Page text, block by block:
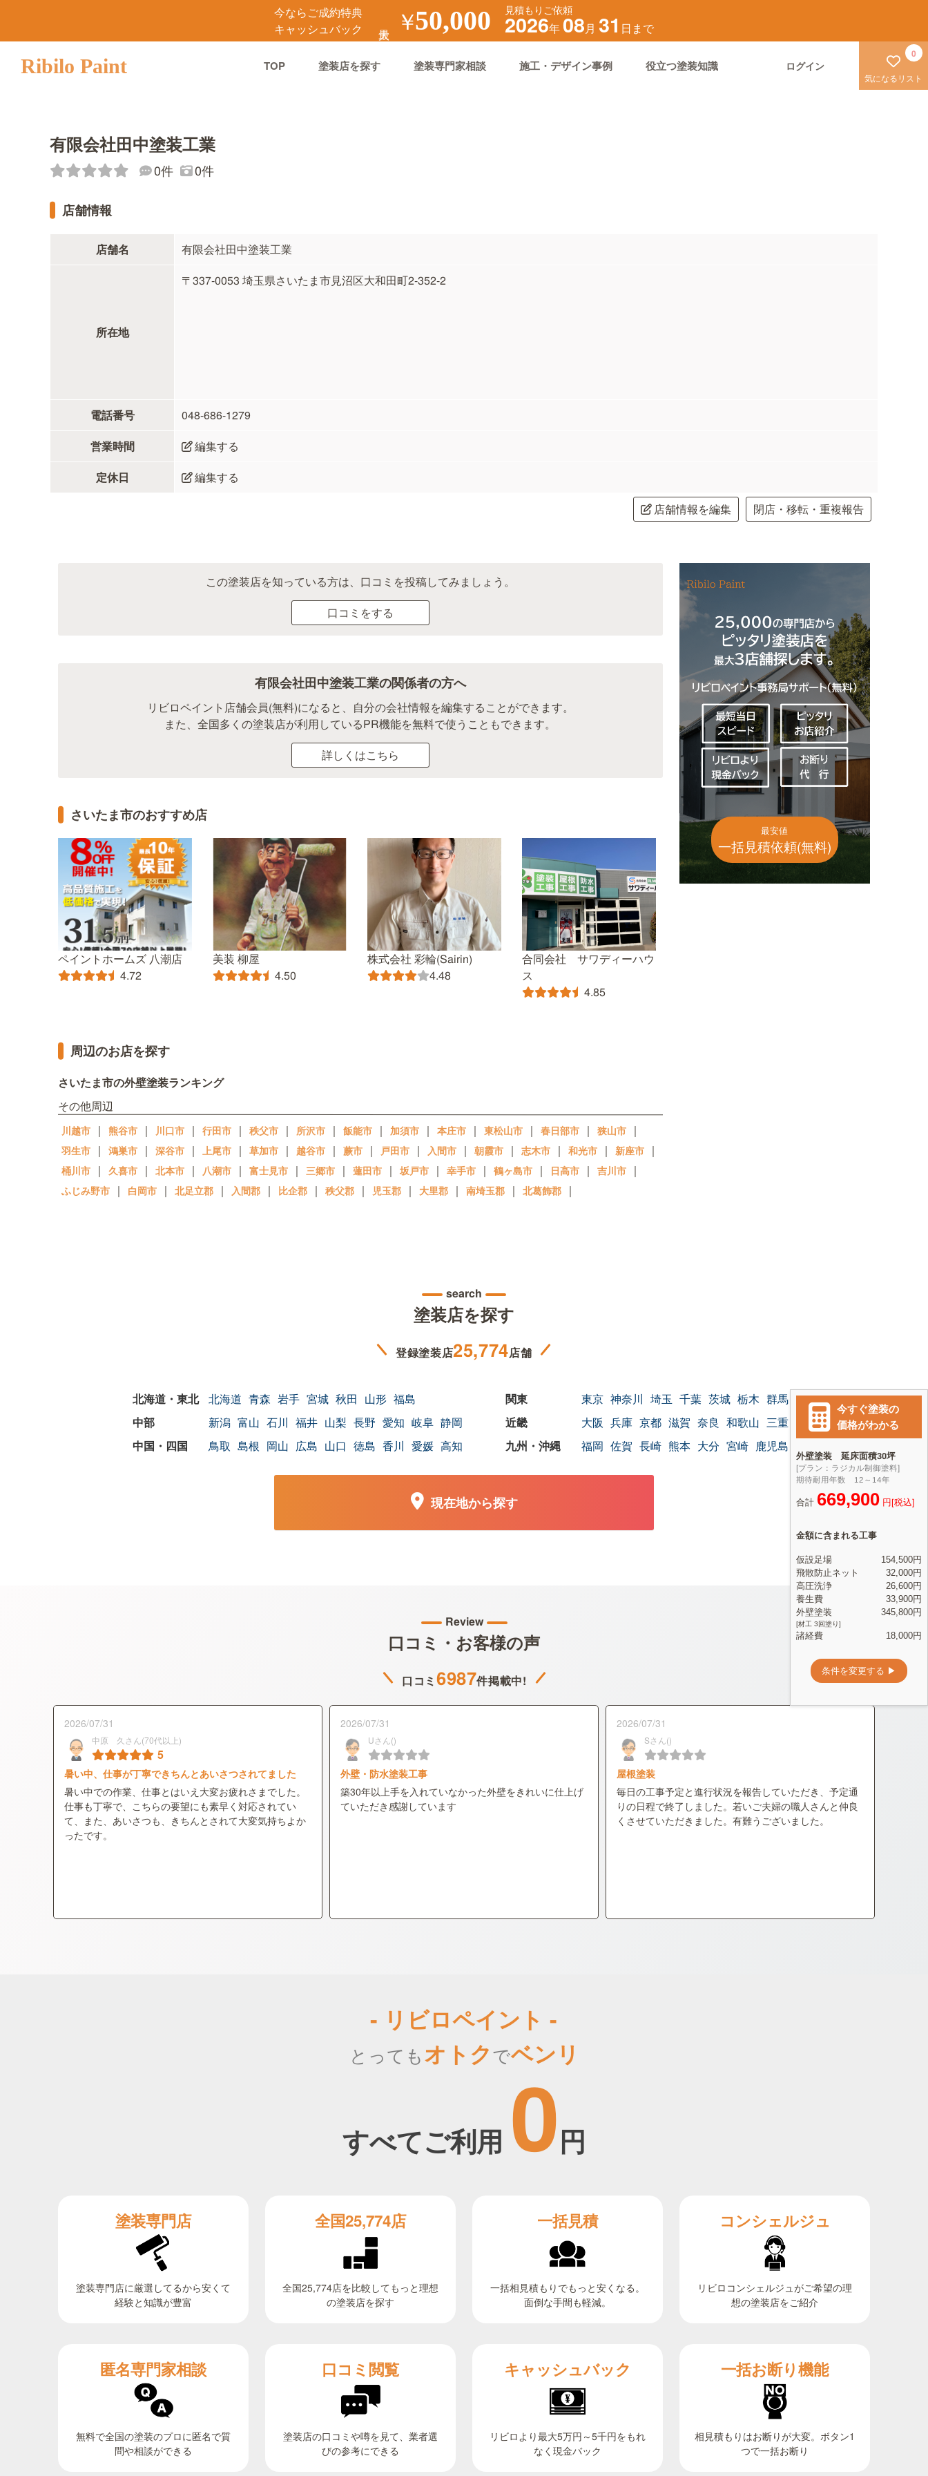
今ならご成約特典
キャッシュバック
￥50,000 見積もりご依頼
2026年08月 31 日まで
Ribilo Paint TOP 塗装店を探す 塗装専門家相談 施工・デザイン事例 役立つ塗装知識 ログイン
気になるリスト
0
有限会社田中塗装工業
0件 0件
店舗情報
店舗名 有限会社田中塗装工業
所在地
〒337-0053 埼玉県さいたま市見沼区大和田町2-352-2
電話番号
048-686-1279
営業時間
編集する
定休日
編集する
店舗情報を編集
閉店・移転・重複報告
この塗装店を知っている方は、口コミを投稿してみましょう。
口コミをする
有限会社田中塗装工業の関係者の方へ
リビロペイント店舗会員(無料)になると、自分の会社情報を編集することができます。
また、全国多くの塗装店が利用しているPR機能を無料で使うこともできます。
詳しくはこちら
さいたま市のおすすめ店
ペイントホームズ 八潮店
4.72
美装 柳屋
4.50
株式会社 彩輪(Sairin)
4.48
合同会社 サワディーハウ
ス
4.85
周辺のお店を探す
さいたま市の外壁塗装ランキング
その他周辺
川越市 ｜ 熊谷市 ｜ 川口市 ｜ 行田市 ｜ 秩父市 ｜ 所沢市 ｜ 飯能市 ｜ 加須市 ｜ 本庄市 ｜ 東松山市 ｜ 春日部市 ｜ 狭山市 ｜
羽生市 ｜ 鴻巣市 ｜ 深谷市 ｜ 上尾市 ｜ 草加市 ｜ 越谷市 ｜ 蕨市 ｜ 戸田市 ｜ 入間市 ｜ 朝霞市 ｜ 志木市 ｜ 和光市 ｜ 新座市 ｜
桶川市 ｜ 久喜市 ｜ 北本市 ｜ 八潮市 ｜ 富士見市 ｜ 三郷市 ｜ 蓮田市 ｜ 坂戸市 ｜ 幸手市 ｜ 鶴ヶ島市 ｜ 日高市 ｜ 吉川市 ｜
ふじみ野市 ｜ 白岡市 ｜ 北足立郡 ｜ 入間郡 ｜ 比企郡 ｜ 秩父郡 ｜ 児玉郡 ｜ 大里郡 ｜ 南埼玉郡 ｜ 北葛飾郡 ｜
最安値
一括見積依頼(無料)
search
塗装店を探す
登録塗装店25,774店舗
北海道 青森 岩手 宮城 秋田 山形 福島 東京 神奈川 埼玉 千葉 茨城 栃木 群馬
新潟 富山 石川 福井 山梨 長野 愛知 岐阜 静岡 大阪 兵庫 京都 滋賀 奈良 和歌山 三重
鳥取 島根 岡山 広島 山口 徳島 香川 愛媛 高知 福岡 佐賀 長崎 熊本 大分 宮崎 鹿児島
現在地から探す
Review
口コミ・お客様の声
口コミ 6987件掲載中!
2026/07/31
中原 久さん(70代以上)
5
暑い中、仕事が丁寧できちんとあいさつされてました
暑い中での作業、仕事とはいえ大変お疲れさまでした。
仕事も丁寧で、こちらの要望にも素早く対応されてい
て、また、あいさつも、きちんとされて大変気持ちよか
ったです。
2026/07/31
Uさん()
外壁・防水塗装工事
築30年以上手を入れていなかった外壁をきれいに仕上げ
ていただき感謝しています
2026/07/31
Sさん()
屋根塗装
毎日の工事予定と進行状況を報告していただき、予定通
りの日程で終了しました。若いご夫婦の職人さんと仲良
くさせていただきました。有難うございました。
- リビロペイント -
とってもオトクでベンリ
すべてご利用 0円
塗装専門店
塗装専門店に厳選してるから安くて
経験と知識が豊富
全国25,774店
全国25,774店を比較してもっと理想
の塗装店を探す
一括見積
一括相見積もりでもっと安くなる。
面倒な手間も軽減。
コンシェルジュ
リビロコンシェルジュがご希望の理
想の塗装店をご紹介
匿名専門家相談
無料で全国の塗装のプロに匿名で質
問や相談ができる
口コミ閲覧
塗装店の口コミや噂を見て、業者選
びの参考にできる
キャッシュバック
リビロより最大5万円～5千円をもれ
なく現金バック
一括お断り機能
相見積もりはお断りが大変。ボタン1
つで一括お断り